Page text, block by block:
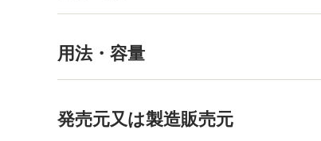
用法・容量
発売元又は製造販売元